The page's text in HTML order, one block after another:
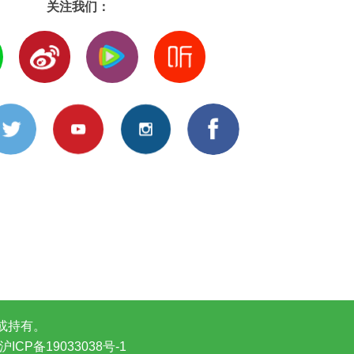
关注我们：
有。
ICP备19033038号-1